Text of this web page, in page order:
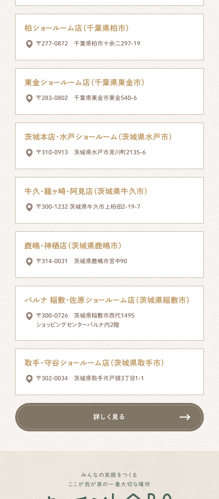
柏ショールーム店（千葉県柏市）
〒277-0872 千葉県柏市十余二297-19
東金ショールーム店（千葉県東金市）
〒283-0802 千葉県東金市東金540-6
茨城本店・水戸ショールーム（茨城県水戸市）
〒310-0913 茨城県水戸市見川町2135-6
牛久・龍ヶ崎・阿見店（茨城県牛久市）
〒300-1232 茨城県牛久市上柏田2-19-7
鹿嶋・神栖店（茨城県鹿嶋市）
〒314-0031 茨城県鹿嶋市宮中90
パルナ 稲敷・佐原ショールーム店（茨城県稲敷市）
〒300-0726 茨城県稲敷市西代1495
ショッピングセンターパルナ内2階
取手・守谷ショールーム店（茨城県取手市）
〒302-0034 茨城県取手市戸頭3丁目1-1
詳しく見る
みんなの笑顔をつくる
ここが我が家の一番大切な場所